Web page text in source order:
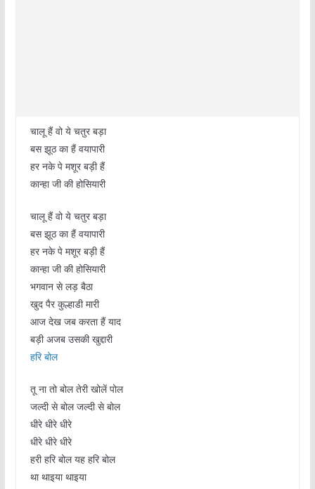
चालू हैं वो ये चतुर बड़ा
बस झूठ का हैं वयापारी
हर नके पे मशूर बड़ी हैं
कान्हा जी की होसियारी
चालू हैं वो ये चतुर बड़ा
बस झूठ का हैं वयापारी
हर नके पे मशूर बड़ी हैं
कान्हा जी की होसियारी
भगवान से लड़ बैठा
खुद पैर कुल्हाडी मारी
आज देख जब करता हैं याद
बड़ी अजब उसकी खुद्दारी
हरि बोल
तू ना तो बोल तेरी खोलें पोल
जल्दी से बोल जल्दी से बोल
धीरे धीरे धीरे
धीरे धीरे धीरे
हरी हरि बोल यह हरि बोल
था थाइया थाइया